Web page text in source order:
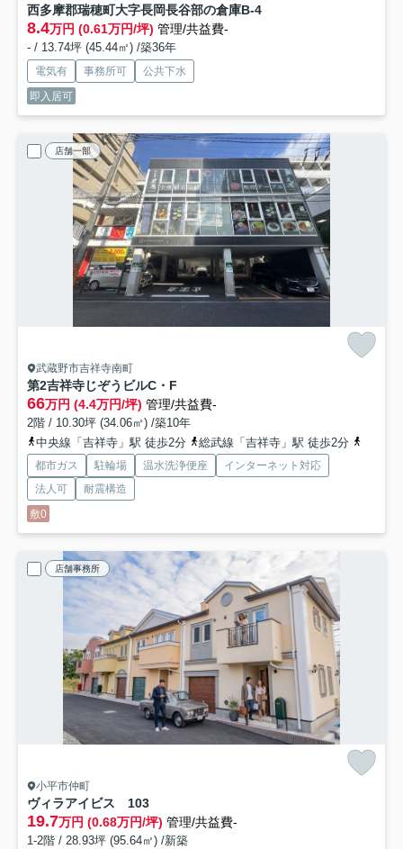
西多摩郡瑞穂町大字長岡長谷部の倉庫B-4
8.4万円 (0.61万円/坪) 管理/共益費-
- / 13.74坪 (45.44㎡) /築36年
電気有 事務所可
公共下水
即入居可
店舗一部
武蔵野市吉祥寺南町
第2吉祥寺じぞうビルC・F
66万円 (4.4万円/坪) 管理/共益費-
2階 / 10.30坪 (34.06㎡) /築10年
中央線「吉祥寺」駅 徒歩2分
総武線「吉祥寺」駅 徒歩2分
都市ガス 駐輪場 温水洗浄便座
インターネット対応
法人可
耐震構造
敷0
店舗事務所
小平市仲町
ヴィラアイビス 103
19.7万円 (0.68万円/坪) 管理/共益費-
1-2階 / 28.93坪 (95.64㎡) /新築